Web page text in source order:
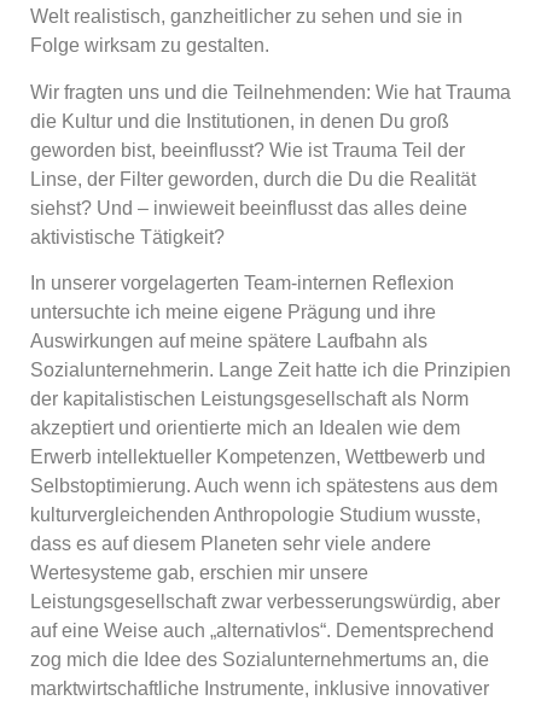
Welt realistisch, ganzheitlicher zu sehen und sie in
Folge wirksam zu gestalten.
Wir fragten uns und die Teilnehmenden: Wie hat Trauma
die Kultur und die Institutionen, in denen Du groß
geworden bist, beeinflusst? Wie ist Trauma Teil der
Linse, der Filter geworden, durch die Du die Realität
siehst? Und – inwieweit beeinflusst das alles deine
aktivistische Tätigkeit?
In unserer vorgelagerten Team-internen Reflexion
untersuchte ich meine eigene Prägung und ihre
Auswirkungen auf meine spätere Laufbahn als
Sozialunternehmerin. Lange Zeit hatte ich die Prinzipien
der kapitalistischen Leistungsgesellschaft als Norm
akzeptiert und orientierte mich an Idealen wie dem
Erwerb intellektueller Kompetenzen, Wettbewerb und
Selbstoptimierung. Auch wenn ich spätestens aus dem
kulturvergleichenden Anthropologie Studium wusste,
dass es auf diesem Planeten sehr viele andere
Wertesysteme gab, erschien mir unsere
Leistungsgesellschaft zwar verbesserungswürdig, aber
auf eine Weise auch „alternativlos“. Dementsprechend
zog mich die Idee des Sozialunternehmertums an, die
marktwirtschaftliche Instrumente, inklusive innovativer